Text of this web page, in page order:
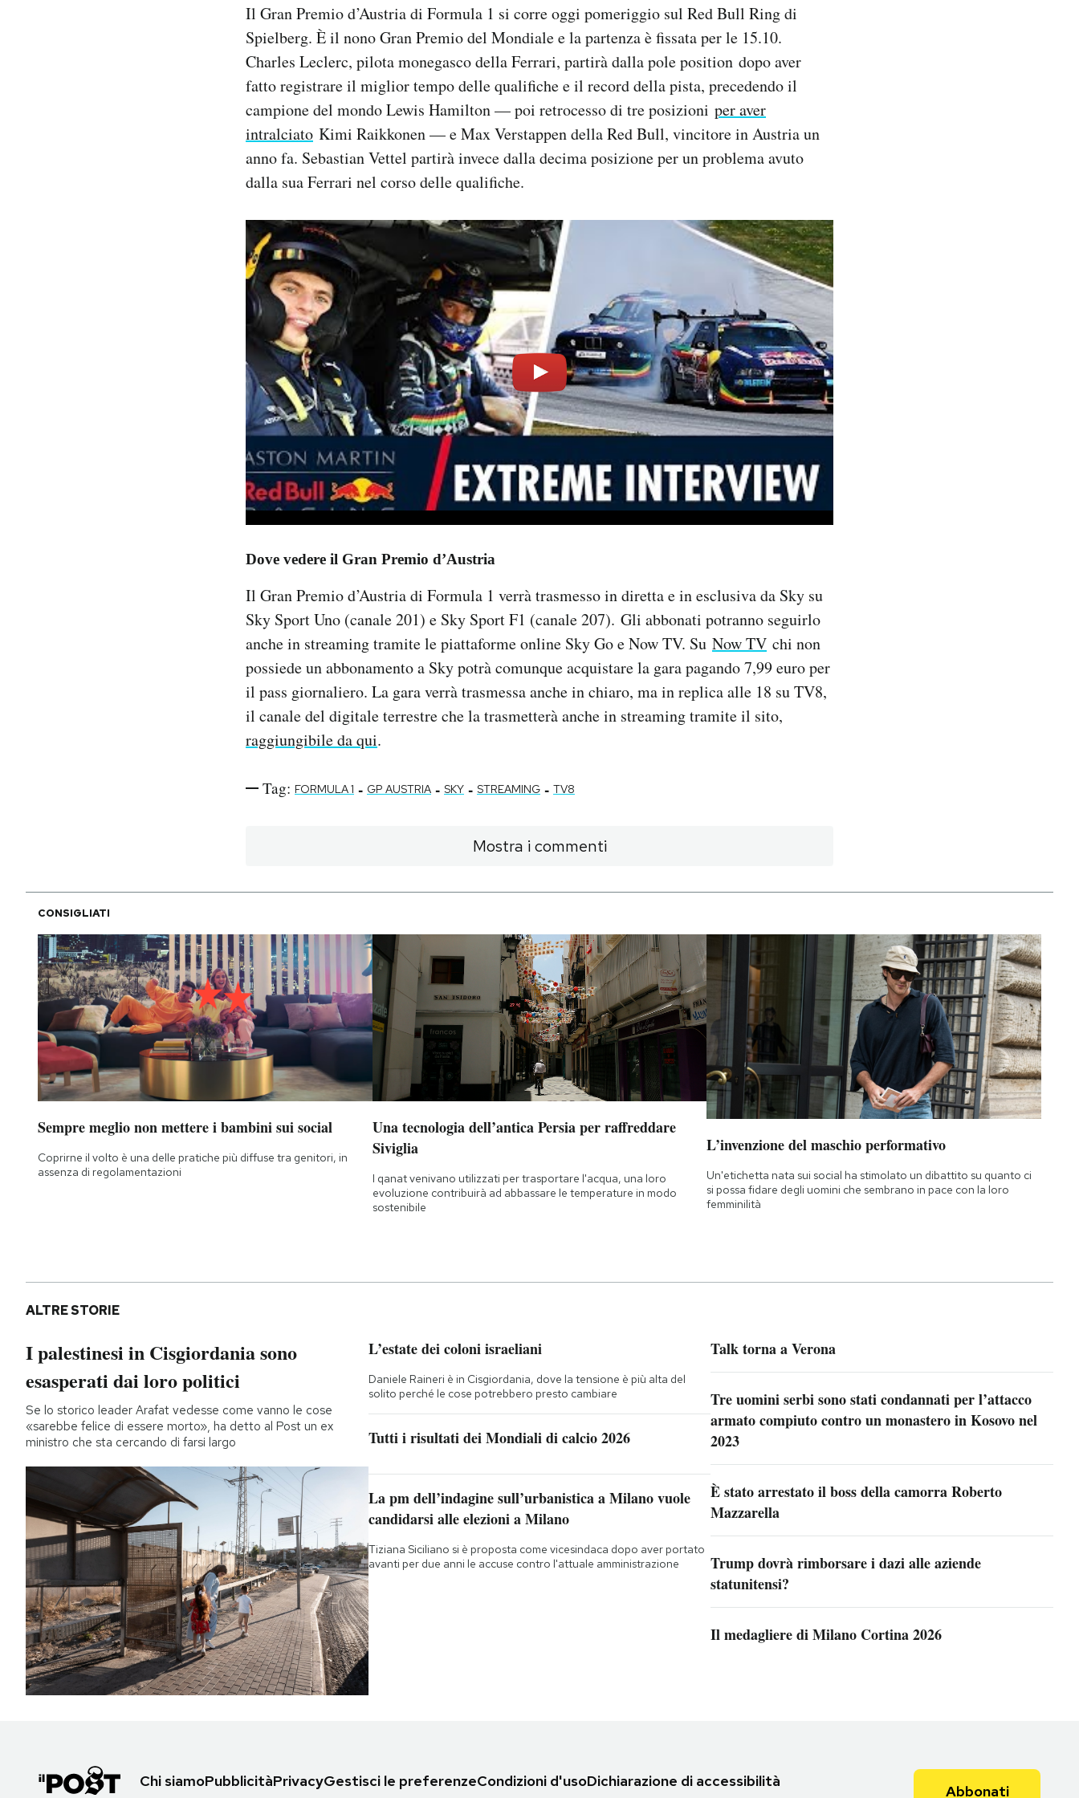
Il Gran Premio d’Austria di Formula 1 si corre oggi pomeriggio sul Red Bull Ring di
Spielberg. È il nono Gran Premio del Mondiale e la partenza è fissata per le 15.10.
Charles Leclerc, pilota monegasco della Ferrari, partirà dalla pole position dopo aver
fatto registrare il miglior tempo delle qualifiche e il record della pista, precedendo il
campione del mondo Lewis Hamilton — poi retrocesso di tre posizioni per aver
intralciato Kimi Raikkonen — e Max Verstappen della Red Bull, vincitore in Austria un
anno fa. Sebastian Vettel partirà invece dalla decima posizione per un problema avuto
dalla sua Ferrari nel corso delle qualifiche.
Dove vedere il Gran Premio d’Austria
Il Gran Premio d’Austria di Formula 1 verrà trasmesso in diretta e in esclusiva da Sky su
Sky Sport Uno (canale 201) e Sky Sport F1 (canale 207). Gli abbonati potranno seguirlo
anche in streaming tramite le piattaforme online Sky Go e Now TV. Su Now TV chi non
possiede un abbonamento a Sky potrà comunque acquistare la gara pagando 7,99 euro per
il pass giornaliero. La gara verrà trasmessa anche in chiaro, ma in replica alle 18 su TV8,
il canale del digitale terrestre che la trasmetterà anche in streaming tramite il sito,
raggiungibile da qui.
Tag: FORMULA 1 - GP AUSTRIA - SKY - STREAMING - TV8
Mostra i commenti
CONSIGLIATI
Sempre meglio non mettere i bambini sui social
Coprirne il volto è una delle pratiche più diffuse tra genitori, in
assenza di regolamentazioni
Una tecnologia dell’antica Persia per raffreddare
Siviglia
I qanat venivano utilizzati per trasportare l'acqua, una loro
evoluzione contribuirà ad abbassare le temperature in modo
sostenibile
L’invenzione del maschio performativo
Un'etichetta nata sui social ha stimolato un dibattito su quanto ci
si possa fidare degli uomini che sembrano in pace con la loro
femminilità
ALTRE STORIE
I palestinesi in Cisgiordania sono
esasperati dai loro politici
Se lo storico leader Arafat vedesse come vanno le cose
«sarebbe felice di essere morto», ha detto al Post un ex
ministro che sta cercando di farsi largo
L’estate dei coloni israeliani
Daniele Raineri è in Cisgiordania, dove la tensione è più alta del
solito perché le cose potrebbero presto cambiare
Tutti i risultati dei Mondiali di calcio 2026
La pm dell’indagine sull’urbanistica a Milano vuole
candidarsi alle elezioni a Milano
Tiziana Siciliano si è proposta come vicesindaca dopo aver portato
avanti per due anni le accuse contro l'attuale amministrazione
Talk torna a Verona
Tre uomini serbi sono stati condannati per l’attacco
armato compiuto contro un monastero in Kosovo nel
2023
È stato arrestato il boss della camorra Roberto
Mazzarella
Trump dovrà rimborsare i dazi alle aziende
statunitensi?
Il medagliere di Milano Cortina 2026
Chi siamoPubblicitàPrivacyGestisci le preferenzeCondizioni d'usoDichiarazione di accessibilità
Abbonati